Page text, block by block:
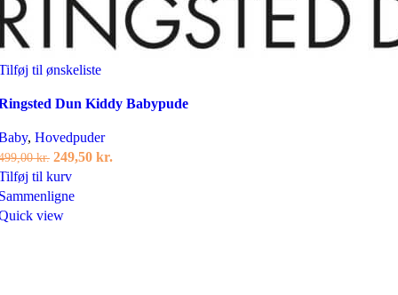
til ønskeliste
Dun Kiddy Babypude
, Hovedpuder
kr. Den
oprindelige
pris
var:
249,50 kr.
til kurv
view